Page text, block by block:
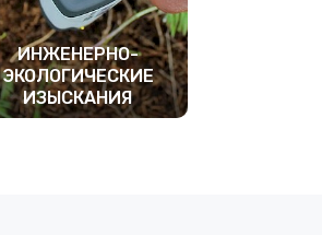
ИНЖЕНЕРНО-
ЭКОЛОГИЧЕСКИЕ
ИЗЫСКАНИЯ